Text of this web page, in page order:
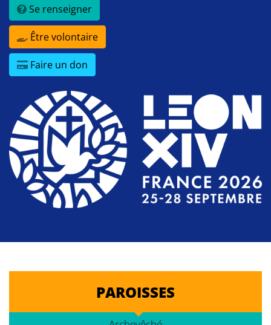
Se renseigner
Être volontaire
Faire un don
PAROISSES